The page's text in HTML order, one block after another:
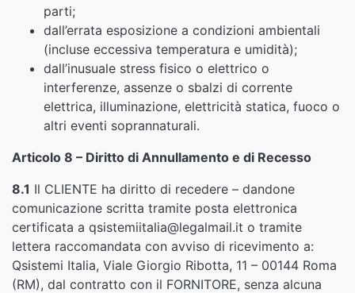
parti;
dall’errata esposizione a condizioni ambientali
(incluse eccessiva temperatura e umidità);
dall’inusuale stress fisico o elettrico o
interferenze, assenze o sbalzi di corrente
elettrica, illuminazione, elettricità statica, fuoco o
altri eventi soprannaturali.
Articolo 8 – Diritto di Annullamento e di Recesso
8.1 Il CLIENTE ha diritto di recedere – dandone
comunicazione scritta tramite posta elettronica
certificata a qsistemiitalia@legalmail.it o tramite
lettera raccomandata con avviso di ricevimento a:
Qsistemi Italia, Viale Giorgio Ribotta, 11 – 00144 Roma
(RM), dal contratto con il FORNITORE, senza alcuna